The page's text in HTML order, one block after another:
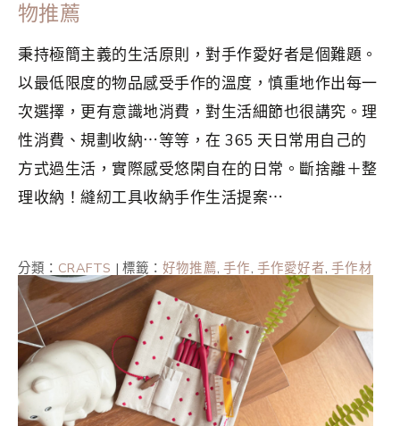
物推薦
秉持極簡主義的生活原則，對手作愛好者是個難題。
以最低限度的物品感受手作的溫度，慎重地作出每一
次選擇，更有意識地消費，對生活細節也很講究。理
性消費、規劃收納⋯等等，在 365 天日常用自己的
方式過生活，實際感受悠閑自在的日常。斷捨離＋整
理收納！縫紉工具收納手作生活提案⋯
分類： CRAFTS | 標籤： 好物推薦, 手作, 手作愛好者, 手作材
料
手作用品 整理收納,斷捨離 極簡,極簡主義者,極簡生活,
簡單生活,縫紉,香港手作